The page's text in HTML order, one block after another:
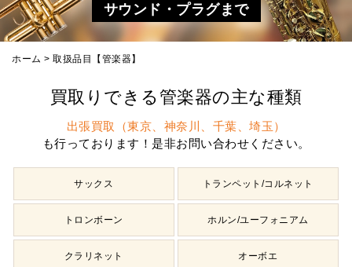
サウンド・プラグまで
ホーム > 取扱品目【管楽器】
買取りできる管楽器の主な種類
出張買取（東京、神奈川、千葉、埼玉）
も行っております！是非お問い合わせください。
サックス トランペット/コルネット
トロンボーン ホルン/ユーフォニアム
クラリネット オーボエ